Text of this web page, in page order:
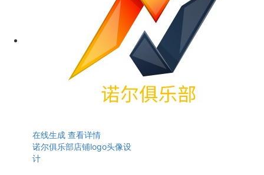
在线生成 查看详情
诺尔俱乐部店铺logo头像设
计